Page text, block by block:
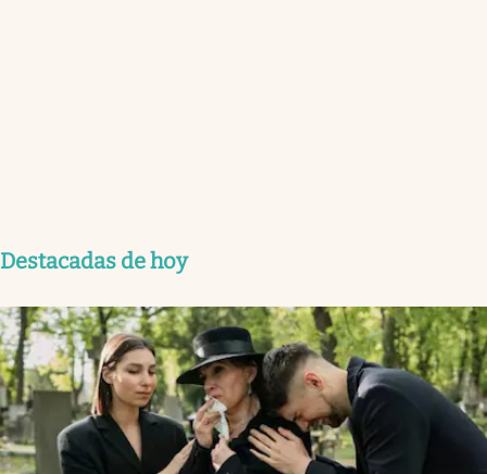
Destacadas de hoy